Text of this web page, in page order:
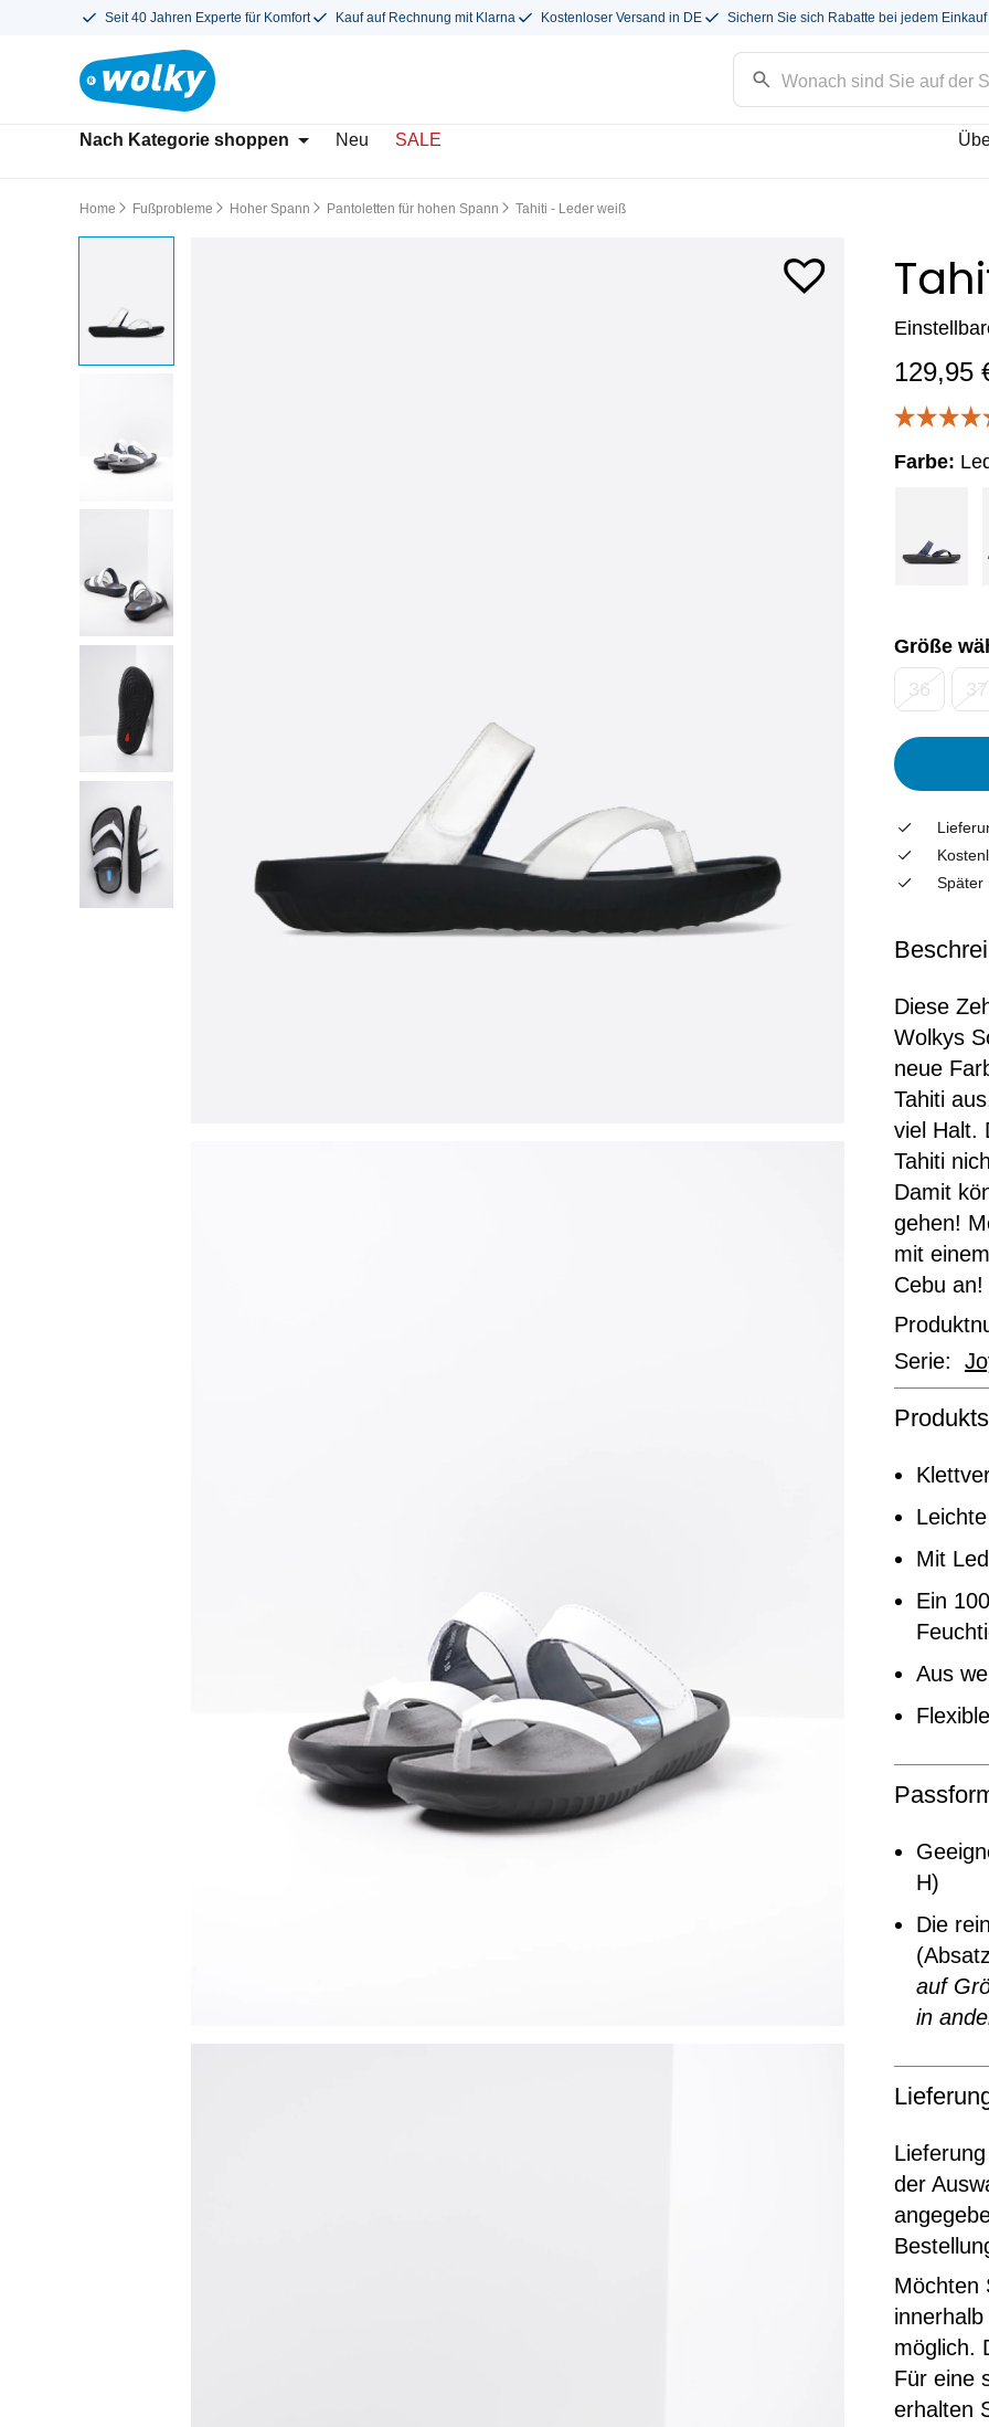
Seit 40 Jahren Experte für Komfort Kauf auf Rechnung mit Klarna Kostenloser Versand in DE Sichern Sie sich Rabatte bei jedem Einkauf
Nach Kategorie shoppen Neu SALE
Home Fußprobleme Hoher Spann Pantoletten für hohen Spann Tahiti - Leder weiß
129,95
Farbe:
Größe
36
37
Später
Diese
Wolkys
neue
Tahiti
viel Halt.
Tahiti
Damit
gehen!
mit
Cebu an!
Serie:
Mit
Ein
Aus
H)
Die
auf
in
der
Möchten
möglich.
Für eine
erhalten